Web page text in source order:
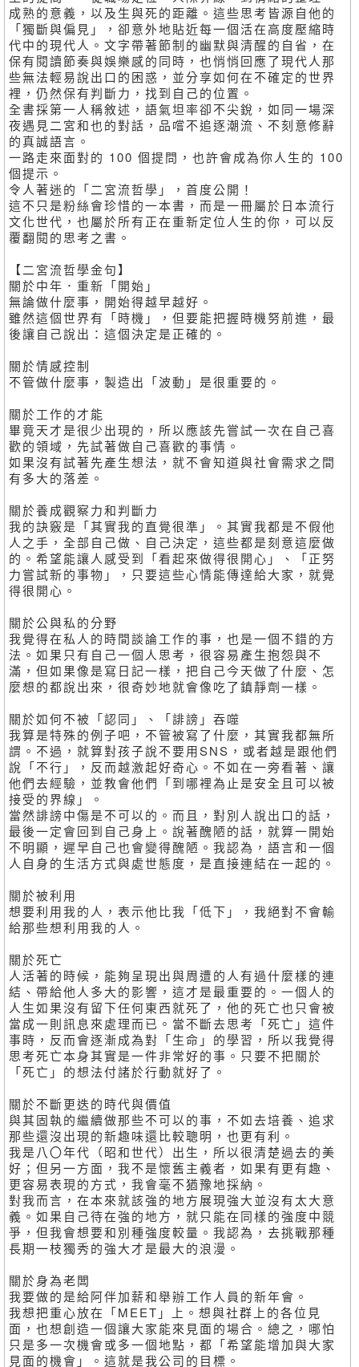
成熟的意義，以及生與死的距離。這些思考皆源自他的
「獨斷與偏見」，卻意外地貼近每一個活在高度壓縮時
代中的現代人。文字帶著節制的幽默與清醒的自省，在
保有閱讀節奏與娛樂感的同時，也悄悄回應了現代人那
些無法輕易說出口的困惑，並分享如何在不確定的世界
裡，仍然保有判斷力，找到自己的位置。
全書採第一人稱敘述，語氣坦率卻不尖銳，如同一場深
夜遇見二宮和也的對話，品嚐不追逐潮流、不刻意修辭
的真誠語言。
一路走來面對的 100 個提問，也許會成為你人生的 100
個提示。
令人著迷的「二宮流哲學」，首度公開！
這不只是粉絲會珍惜的一本書，而是一冊屬於日本流行
文化世代，也屬於所有正在重新定位人生的你，可以反
覆翻閱的思考之書。
【二宮流哲學金句】
關於中年．重新「開始」
無論做什麼事，開始得越早越好。
雖然這個世界有「時機」，但要能把握時機努前進，最
後讓自己說出：這個決定是正確的。
關於情感控制
不管做什麼事，製造出「波動」是很重要的。
關於工作的才能
畢竟天才是很少出現的，所以應該先嘗試一次在自己喜
歡的領域，先試著做自己喜歡的事情。
如果沒有試著先產生想法，就不會知道與社會需求之間
有多大的落差。
關於養成觀察力和判斷力
我的訣竅是「其實我的直覺很準」。其實我都是不假他
人之手，全部自己做、自己決定，這些都是刻意這麼做
的。希望能讓人感受到「看起來做得很開心」、「正努
力嘗試新的事物」，只要這些心情能傳達給大家，就覺
得很開心。
關於公與私的分野
我覺得在私人的時間談論工作的事，也是一個不錯的方
法。如果只有自己一個人思考，很容易產生抱怨與不
滿，但如果像是寫日記一樣，把自己今天做了什麼、怎
麼想的都說出來，很奇妙地就會像吃了鎮靜劑一樣。
關於如何不被「認同」、「誹謗」吞噬
我算是特殊的例子吧，不管被寫了什麼，其實我都無所
謂。不過，就算對孩子說不要用SNS，或者越是跟他們
說「不行」，反而越激起好奇心。不如在一旁看著、讓
他們去經驗，並教會他們「到哪裡為止是安全且可以被
接受的界線」。
當然誹謗中傷是不可以的。而且，對別人說出口的話，
最後一定會回到自己身上。說著醜陋的話，就算一開始
不明顯，遲早自己也會變得醜陋。我認為，語言和一個
人自身的生活方式與處世態度，是直接連結在一起的。
關於被利用
想要利用我的人，表示他比我「低下」，我絕對不會輸
給那些想利用我的人。
關於死亡
人活著的時候，能夠呈現出與周遭的人有過什麼樣的連
結、帶給他人多大的影響，這才是最重要的。一個人的
人生如果沒有留下任何東西就死了，他的死亡也只會被
當成一則訊息來處理而已。當不斷去思考「死亡」這件
事時，反而會逐漸成為對「生命」的學習，所以我覺得
思考死亡本身其實是一件非常好的事。只要不把關於
「死亡」的想法付諸於行動就好了。
關於不斷更迭的時代與價值
與其固執的繼續做那些不可以的事，不如去培養、追求
那些還沒出現的新趣味還比較聰明，也更有利。
我是八〇年代（昭和世代）出生，所以很清楚過去的美
好；但另一方面，我不是懷舊主義者，如果有更有趣、
更容易表現的方式，我會毫不猶豫地採納。
對我而言，在本來就該強的地方展現強大並沒有太大意
義。如果自己待在強的地方，就只能在同樣的強度中競
爭，但我會想要和別種強度較量。我認為，去挑戰那種
長期一枝獨秀的強大才是最大的浪漫。
關於身為老闆
我要做的是給阿伴加薪和舉辦工作人員的新年會。
我想把重心放在「MEET」上。想與社群上的各位見
面，也想創造一個讓大家能來見面的場合。總之，哪怕
只是多一次機會或多一個地點，都「希望能增加與大家
見面的機會」。這就是我公司的目標。